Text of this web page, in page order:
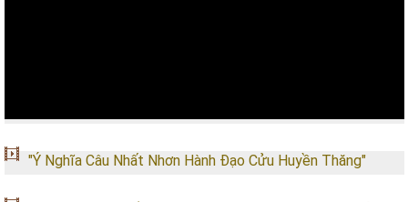
"Ý Nghĩa Câu Nhất Nhơn Hành Đạo Cửu Huyền Thăng"